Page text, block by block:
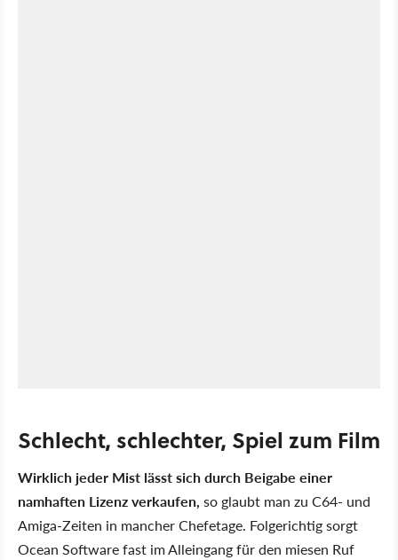
Schlecht, schlechter, Spiel zum Film
Wirklich jeder Mist lässt sich durch Beigabe einer
namhaften Lizenz verkaufen, so glaubt man zu C64- und
Amiga-Zeiten in mancher Chefetage. Folgerichtig sorgt
Ocean Software fast im Alleingang für den miesen Ruf